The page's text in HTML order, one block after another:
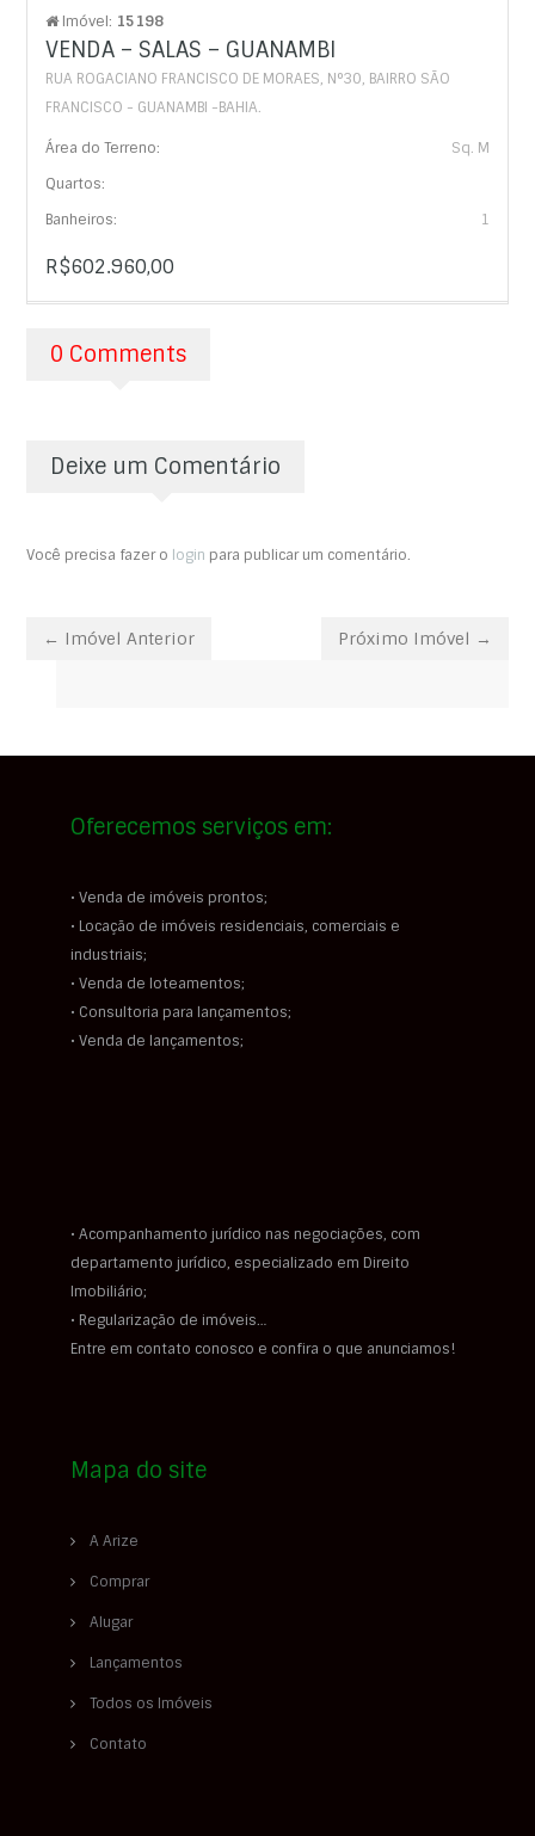
Imóvel: 15198
VENDA – SALAS – GUANAMBI
RUA ROGACIANO FRANCISCO DE MORAES, N°30, BAIRRO SÃO
FRANCISCO - GUANAMBI -BAHIA.
Área do Terreno:
Sq. M
Quartos:
Banheiros:
1
R$602.960,00
0 Comments
Deixe um Comentário
Você precisa fazer o login para publicar um comentário.
← Imóvel Anterior Próximo Imóvel →
Oferecemos serviços em:
• Venda de imóveis prontos;
• Locação de imóveis residenciais, comerciais e
industriais;
• Venda de loteamentos;
• Consultoria para lançamentos;
• Venda de lançamentos;
• Acompanhamento jurídico nas negociações, com
departamento jurídico, especializado em Direito
Imobiliário;
• Regularização de imóveis…
Entre em contato conosco e confira o que anunciamos!
Mapa do site
A Arize
Comprar
Alugar
Lançamentos
Todos os Imóveis
Contato